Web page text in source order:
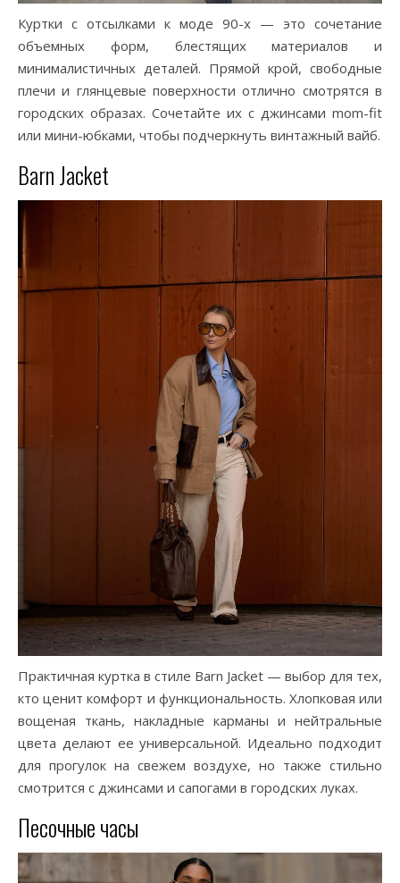
Куртки с отсылками к моде 90-х — это сочетание
объемных форм, блестящих материалов и
минималистичных деталей. Прямой крой, свободные
плечи и глянцевые поверхности отлично смотрятся в
городских образах. Сочетайте их с джинсами mom-fit
или мини-юбками, чтобы подчеркнуть винтажный вайб.
Barn Jacket
Практичная куртка в стиле Barn Jacket — выбор для тех,
кто ценит комфорт и функциональность. Хлопковая или
вощеная ткань, накладные карманы и нейтральные
цвета делают ее универсальной. Идеально подходит
для прогулок на свежем воздухе, но также стильно
смотрится с джинсами и сапогами в городских луках.
Песочные часы